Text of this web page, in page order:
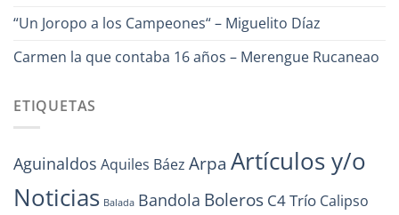
“Un Joropo a los Campeones“ – Miguelito Díaz
Carmen la que contaba 16 años – Merengue Rucaneao
ETIQUETAS
Aguinaldos Aquiles Báez Arpa Artículos y/o
Noticias Balada Bandola Boleros C4 Trío Calipso